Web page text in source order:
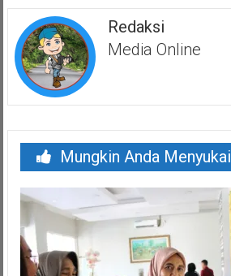
Redaksi
Media Online
Mungkin Anda Menyukai